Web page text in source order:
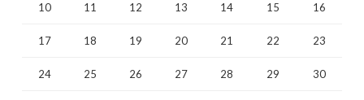
10 11 12 13 14 15 16
17 18 19 20 21 22 23
24 25 26 27 28 29 30